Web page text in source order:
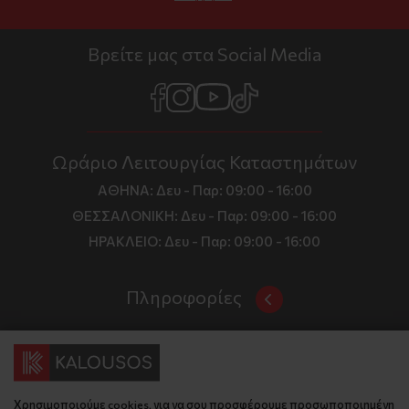
Βρείτε μας στα Social Media
Ωράριο Λειτουργίας Καταστημάτων
ΑΘΗΝΑ: Δευ - Παρ: 09:00 - 16:00
ΘΕΣΣΑΛΟΝΙΚΗ: Δευ - Παρ: 09:00 - 16:00
ΗΡΑΚΛΕΙΟ: Δευ - Παρ: 09:00 - 16:00
Πληροφορίες
Όροι και Προϋποθέσεις
Τιμές, Τρόποι Αποστολής και Πληρωμής
Πολιτική Απορρήτου
Επικοινωνία
Διεύθυνση
Χρησιμοποιούμε cookies, για να σου προσφέρουμε προσωποποιημένη